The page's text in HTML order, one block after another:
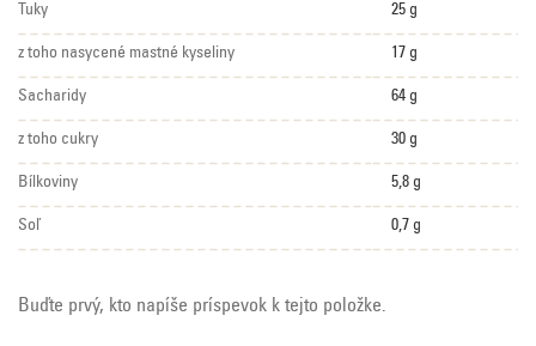
Tuky 25 g
z toho nasycené mastné kyseliny 17 g
Sacharidy 64 g
z toho cukry 30 g
Bílkoviny 5,8 g
Soľ 0,7 g
Buďte prvý, kto napíše príspevok k tejto položke.